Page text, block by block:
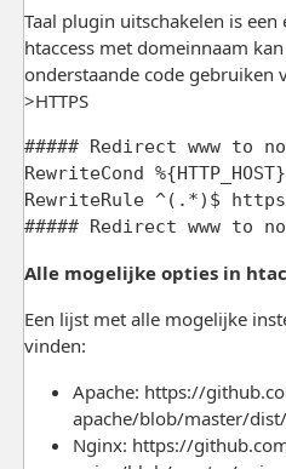
Taal plugin uitschakelen is een
htaccess met domeinnaam
onderstaande code gebruiken
>HTTPS
##### Redirect www to
RewriteCond
RewriteRule ^(.*)$
##### Redirect www to
Alle mogelijke opties in
Een lijst met alle mogelijke
vinden:
Apache: https://
apache/blob/master/
Nginx: https://